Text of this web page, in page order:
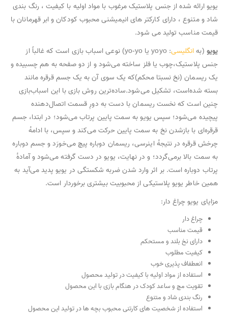
یویو ارائه شده از جنس پلاستیک مرغوب با مواد اولیه با کیفیت ، رنگ بندی
شاد و متنوع ، دارای کارکتر های انیمیشنی محبوب کودکان و ابر قهرمانان با
قیمت مناسب تولید می شود.
یویو (بهانگلیسی: yo-yo یا yoyo
) نوعی اسباب بازی است که غالباً از
جنس پلاستیک،چوب یا فلز ساخته می‌شود و از دو صفحه به هم چسبیده و
یک ریسمان (نخ نسبتا محکم)که یک سوی آن به یک جسم قرقره مانند
بسته شده‌است، تشکیل می‌شود.ساده‌ترین روش بازی با این اسباب‌بازی
چنین است که نخست ریسمان با دست به دورِ قسمت اتصال‌دهنده
پیچیده می‌شود؛ سپس یویو به سمت پایین پرتاب می‌شود؛ در ابتدا، جسم
قرقره‌ای با بازشدن نخ به سمت پایین حرکت می‌کند و سپس، با ادامهٔ
چرخش قرقره در نتیجهٔ اینرسی، ریسمان دوباره پیچ می‌خورَد و جسم دوباره
به سمت بالا برمی‌گردد؛ و در نهایت، یویو در دست گرفته می‌شود و آمادهٔ
پرتاب دوباره است. بر اثر وارد شدن ضربه شکستگی در یویو پدید می‌آید به
همین خاطر یویو پلاستیکی از محبوبیت بیشتری برخوردار است.
مزایای یویو چراغ دار:
چراغ دار
قیمت مناسب
دارای نخ بلند و مستحکم
کیفیت مطلوب
انعطفاف پذیری خوب
استفاده از مواد اولیه با کیفیت در تولید محصول
تقویت مچ و ساعد کودک در هنگام بازی با این محصول
رنگ بندی شاد و متنوع
استفاده از شخصیت های کارتنی محبوب بچه ها در تولید این محصول